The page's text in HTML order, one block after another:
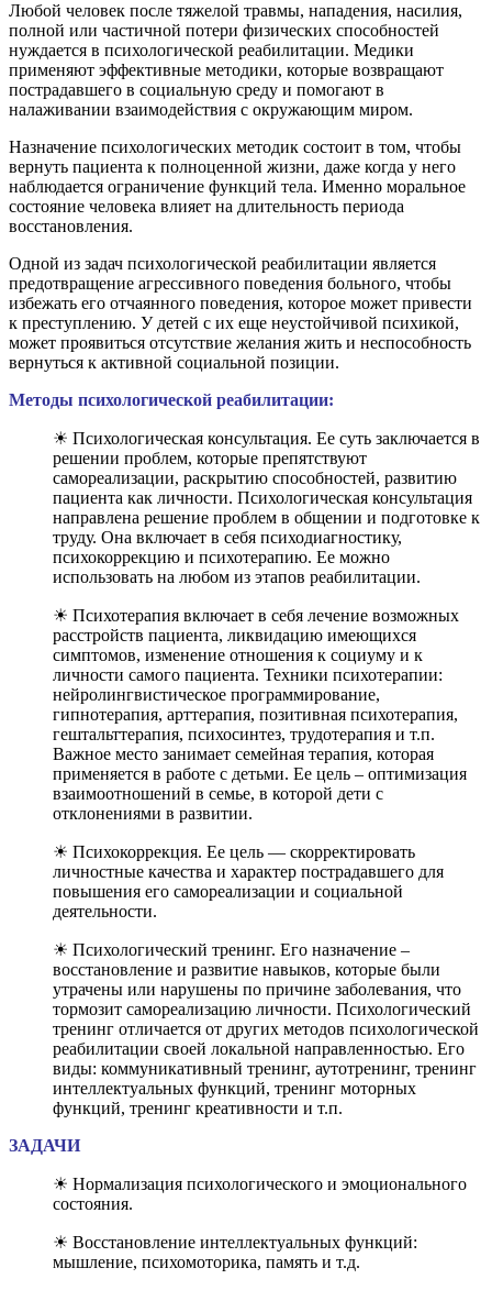
Любой человек после тяжелой травмы, нападения, насилия,
полной или частичной потери физических способностей
нуждается в психологической реабилитации. Медики
применяют эффективные методики, которые возвращают
пострадавшего в социальную среду и помогают в
налаживании взаимодействия с окружающим миром.
Назначение психологических методик состоит в том, чтобы
вернуть пациента к полноценной жизни, даже когда у него
наблюдается ограничение функций тела. Именно моральное
состояние человека влияет на длительность периода
восстановления.
Одной из задач психологической реабилитации является
предотвращение агрессивного поведения больного, чтобы
избежать его отчаянного поведения, которое может привести
к преступлению. У детей с их еще неустойчивой психикой,
может проявиться отсутствие желания жить и неспособность
вернуться к активной социальной позиции.
Методы психологической реабилитации:
☀ Психологическая консультация. Ее суть заключается в
решении проблем, которые препятствуют
самореализации, раскрытию способностей, развитию
пациента как личности. Психологическая консультация
направлена решение проблем в общении и подготовке к
труду. Она включает в себя психодиагностику,
психокоррекцию и психотерапию. Ее можно
использовать на любом из этапов реабилитации.
☀ Психотерапия включает в себя лечение возможных
расстройств пациента, ликвидацию имеющихся
симптомов, изменение отношения к социуму и к
личности самого пациента. Техники психотерапии:
нейролингвистическое программирование,
гипнотерапия, арттерапия, позитивная психотерапия,
гештальттерапия, психосинтез, трудотерапия и т.п.
Важное место занимает семейная терапия, которая
применяется в работе с детьми. Ее цель – оптимизация
взаимоотношений в семье, в которой дети с
отклонениями в развитии.
☀ Психокоррекция. Ее цель — скорректировать
личностные качества и характер пострадавшего для
повышения его самореализации и социальной
деятельности.
☀ Психологический тренинг. Его назначение –
восстановление и развитие навыков, которые были
утрачены или нарушены по причине заболевания, что
тормозит самореализацию личности. Психологический
тренинг отличается от других методов психологической
реабилитации своей локальной направленностью. Его
виды: коммуникативный тренинг, аутотренинг, тренинг
интеллектуальных функций, тренинг моторных
функций, тренинг креативности и т.п.
ЗАДАЧИ
☀ Нормализация психологического и эмоционального
состояния.
☀ Восстановление интеллектуальных функций:
мышление, психомоторика, память и т.д.